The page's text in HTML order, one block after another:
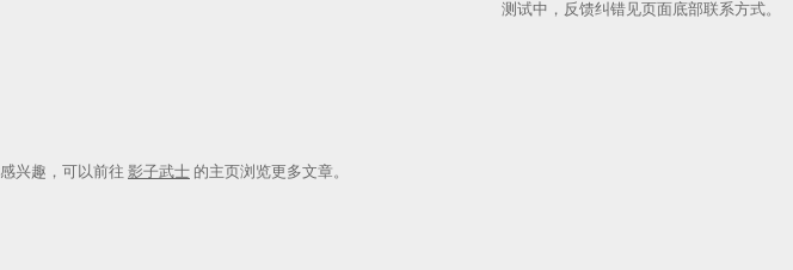
测试中，反馈纠错见页面底部联系方式。
兴趣，可以前往 影子武士 的主页浏览更多文章。